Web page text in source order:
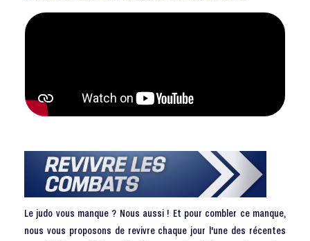
Le judo vous manque ? Nous aussi ! Et pour combler ce manque,
nous vous proposons de revivre chaque jour l'une des récentes